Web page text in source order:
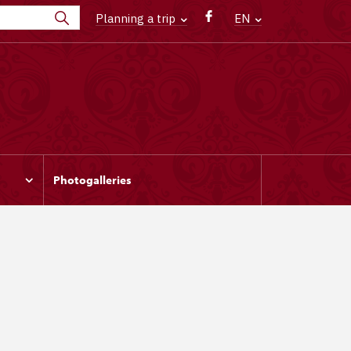
Planning a trip EN
Photogalleries